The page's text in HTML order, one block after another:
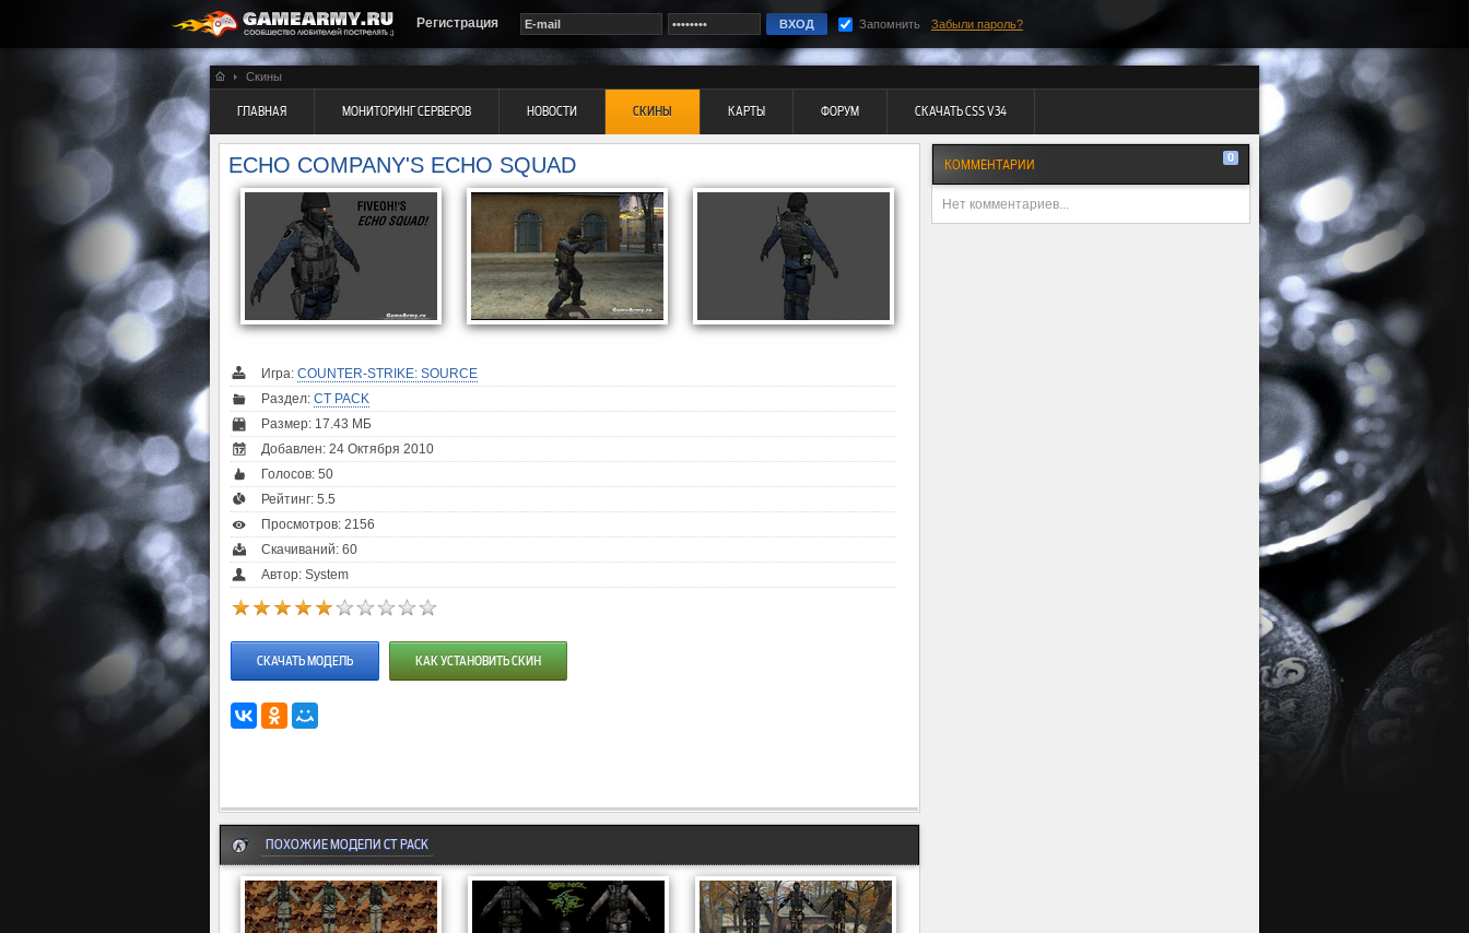
Регистрация Запомнить Забыли пароль?
Скины
ГЛАВНАЯ МОНИТОРИНГ СЕРВЕРОВ НОВОСТИ СКИНЫ КАРТЫ ФОРУМ СКАЧАТЬ CSS V34
ECHO COMPANY'S ECHO SQUAD
Игра: COUNTER-STRIKE: SOURCE
Раздел: CT PACK
Размер: 17.43 МБ
Добавлен: 24 Октября 2010
Голосов: 50
Рейтинг: 5.5
Просмотров: 2156
Скачиваний: 60
Автор: System
СКАЧАТЬ МОДЕЛЬ КАК УСТАНОВИТЬ СКИН
ПОХОЖИЕ МОДЕЛИ CT PACK
КОММЕНТАРИИ 0
Нет комментариев...